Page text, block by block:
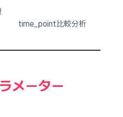
time_point比較分析
メーター